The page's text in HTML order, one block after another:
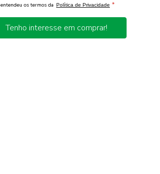
entendeu os termos da Política de Privacidade *
Tenho interesse em comprar!